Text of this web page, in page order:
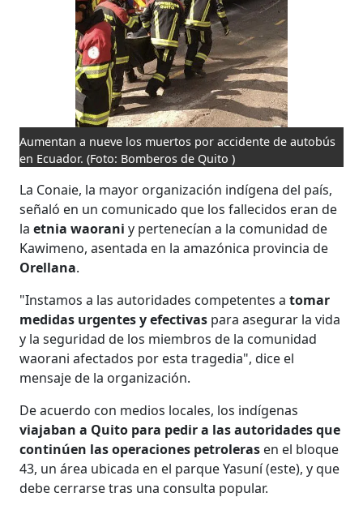
Aumentan a nueve los muertos por accidente de autobús
en Ecuador.(Foto: Bomberos de Quito )
La Conaie, la mayor organización indígena del país,
señaló en un comunicado que los fallecidos eran de
la etnia waorani y pertenecían a la comunidad de
Kawimeno, asentada en la amazónica provincia de
Orellana.
"Instamos a las autoridades competentes atomar
medidas urgentes y efectivas para asegurar la vida
y la seguridad de los miembros de la comunidad
waorani afectados por esta tragedia", dice el
mensaje de la organización.
De acuerdo con medios locales, los indígenas
viajaban a Quito para pedir a las autoridades que
continúen las operaciones petroleras en el bloque
43, un área ubicada en el parque Yasuní (este), y que
debe cerrarse tras una consulta popular.